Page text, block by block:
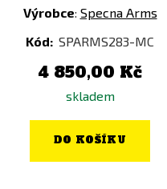
Výrobce: Specna Arms
Kód: SPARMS283-MC
4 850,00 Kč
skladem
DO KOŠÍKU